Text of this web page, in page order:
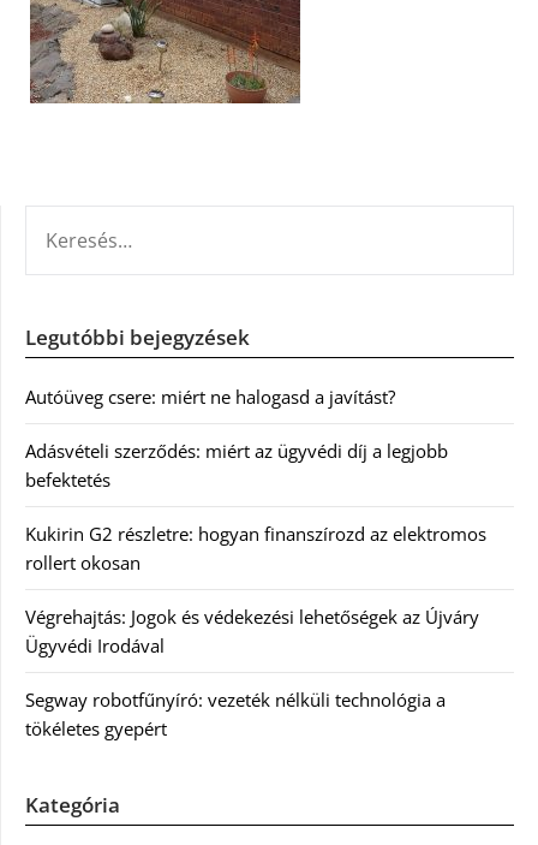
Legutóbbi bejegyzések
Autóüveg csere: miért ne halogasd a javítást?
Adásvételi szerződés: miért az ügyvédi díj a legjobb
befektetés
Kukirin G2 részletre: hogyan finanszírozd az elektromos
rollert okosan
Végrehajtás: Jogok és védekezési lehetőségek az Újváry
Ügyvédi Irodával
Segway robotfűnyíró: vezeték nélküli technológia a
tökéletes gyepért
Kategória